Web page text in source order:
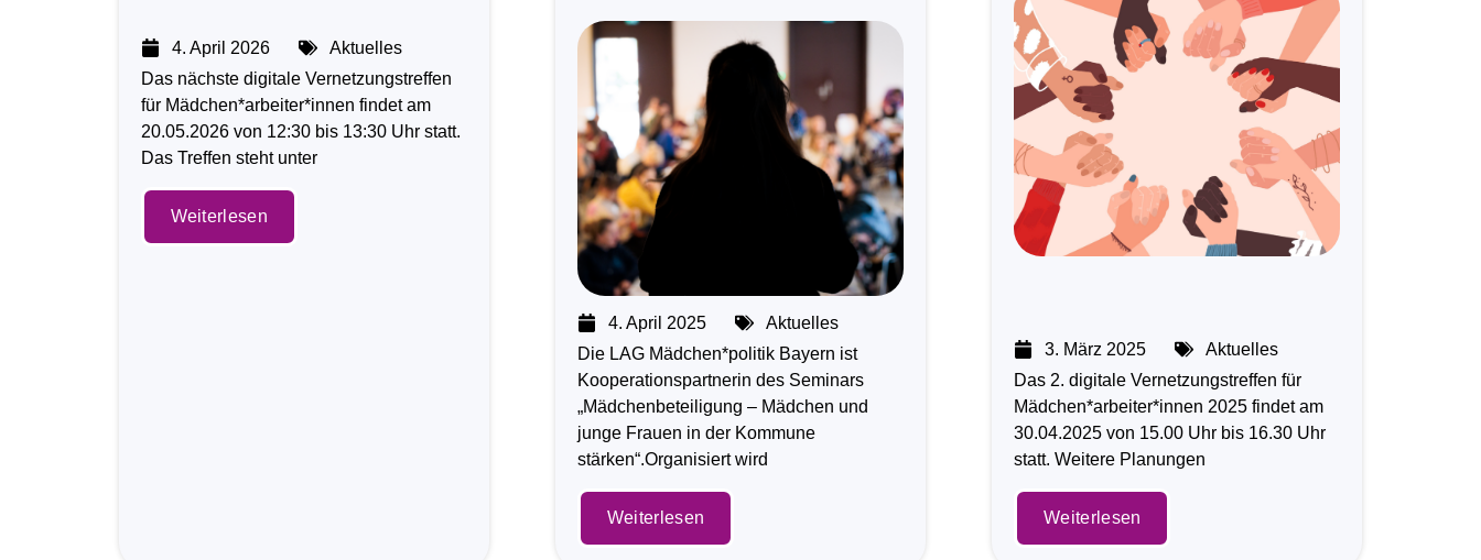
Kategorie
4. April 2026
Aktuelles
Das nächste digitale Vernetzungstreffen
für Mädchen*arbeiter*innen findet am
20.05.2026 von 12:30 bis 13:30 Uhr statt.
Das Treffen steht unter
Weiterlesen
4. April 2025
Aktuelles
Die LAG Mädchen*politik Bayern ist
Kooperationspartnerin des Seminars
„Mädchenbeteiligung – Mädchen und
junge Frauen in der Kommune
stärken“.Organisiert wird
Weiterlesen
3. März 2025
Aktuelles
Das 2. digitale Vernetzungstreffen für
Mädchen*arbeiter*innen 2025 findet am
30.04.2025 von 15.00 Uhr bis 16.30 Uhr
statt. Weitere Planungen
Weiterlesen